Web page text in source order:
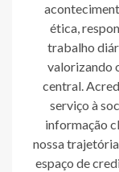
ética,
trabalho
valorizando
central.
serviço à
informação
nossa
espaço de